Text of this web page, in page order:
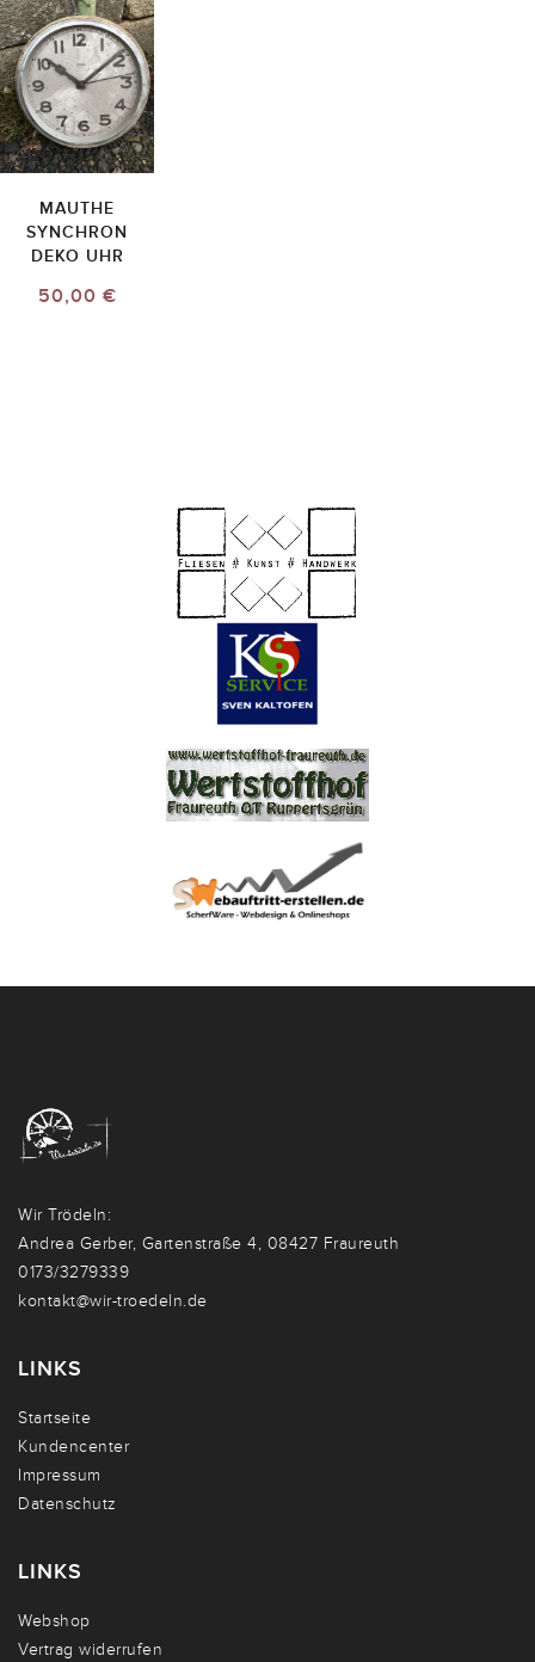
MAUTHE
SYNCHRON
DEKO UHR
50,00 €
Wir Trödeln:
Andrea Gerber, Gartenstraße 4, 08427 Fraureuth
0173/3279339
kontakt@wir-troedeln.de
LINKS
Startseite
Kundencenter
Impressum
Datenschutz
LINKS
Webshop
Vertrag widerrufen